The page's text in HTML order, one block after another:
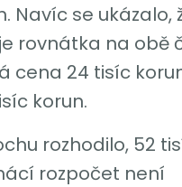
Navíc se ukázalo,
rovnátka na obě
cena 24 tisíc
korun.
rozhodilo, 52
rozpočet není